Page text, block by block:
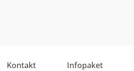
Kontakt Infopaket